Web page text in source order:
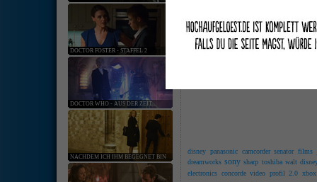
DOCTOR FOSTER - STAFFEL 2
DOCTOR WHO - AUS DER ZEIT...
NACHDEM ICH IHM BEGEGNET BIN
Weitere deutsche HD-DVDs
20. Mär. 2008 | Kategorie:Software| 0
disney panasonic camcorder senator films
dreamworks sony sharp toshiba walt
electronics concorde video profil 2.0